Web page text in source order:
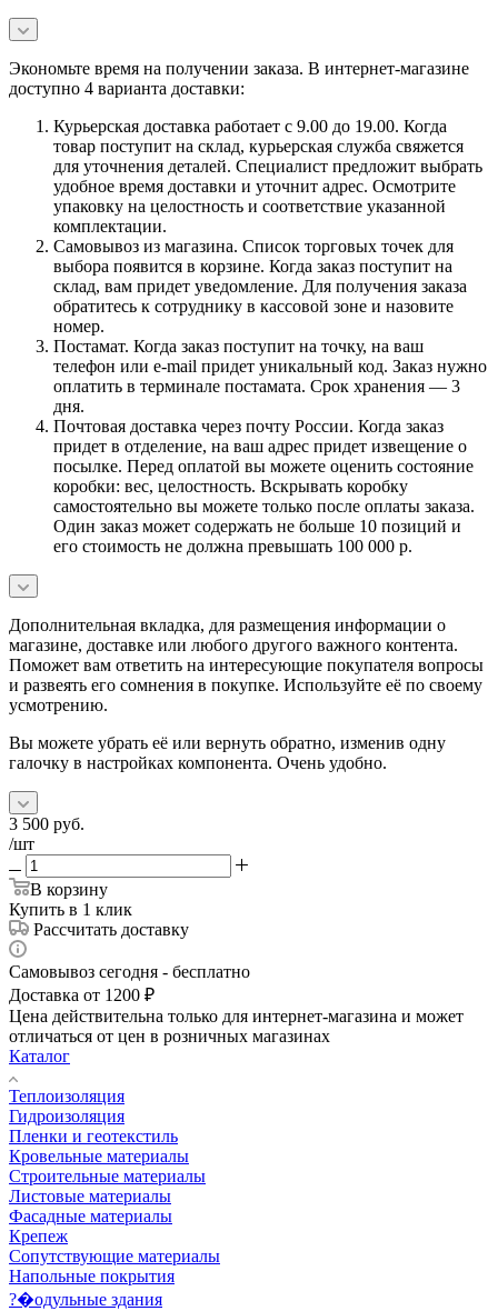
Экономьте время на получении заказа. В интернет-магазине
доступно 4 варианта доставки:
Курьерская доставка работает с 9.00 до 19.00. Когда
товар поступит на склад, курьерская служба свяжется
для уточнения деталей. Специалист предложит выбрать
удобное время доставки и уточнит адрес. Осмотрите
упаковку на целостность и соответствие указанной
комплектации.
Самовывоз из магазина. Список торговых точек для
выбора появится в корзине. Когда заказ поступит на
склад, вам придет уведомление. Для получения заказа
обратитесь к сотруднику в кассовой зоне и назовите
номер.
Постамат. Когда заказ поступит на точку, на ваш
телефон или e-mail придет уникальный код. Заказ нужно
оплатить в терминале постамата. Срок хранения — 3
дня.
Почтовая доставка через почту России. Когда заказ
придет в отделение, на ваш адрес придет извещение о
посылке. Перед оплатой вы можете оценить состояние
коробки: вес, целостность. Вскрывать коробку
самостоятельно вы можете только после оплаты заказа.
Один заказ может содержать не больше 10 позиций и
его стоимость не должна превышать 100 000 р.
Дополнительная вкладка, для размещения информации о
магазине, доставке или любого другого важного контента.
Поможет вам ответить на интересующие покупателя вопросы
и развеять его сомнения в покупке. Используйте её по своему
усмотрению.
Вы можете убрать её или вернуть обратно, изменив одну
галочку в настройках компонента. Очень удобно.
3 500 руб.
/шт
В корзину
Купить в 1 клик
Рассчитать доставку
Самовывоз сегодня - бесплатно
Доставка от 1200 ₽
Цена действительна только для интернет-магазина и может
отличаться от цен в розничных магазинах
Каталог
Теплоизоляция
Гидроизоляция
Пленки и геотекстиль
Кровельные материалы
Строительные материалы
Листовые материалы
Фасадные материалы
Крепеж
Сопутствующие материалы
Напольные покрытия
?�одульные здания